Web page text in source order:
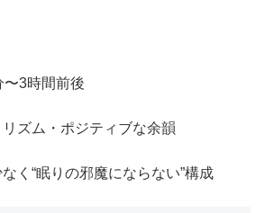
3時間前後
ズム・ポジティブな余韻
く“眠りの邪魔にならない”構成